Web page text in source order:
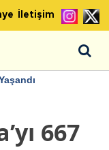
İletişim
667